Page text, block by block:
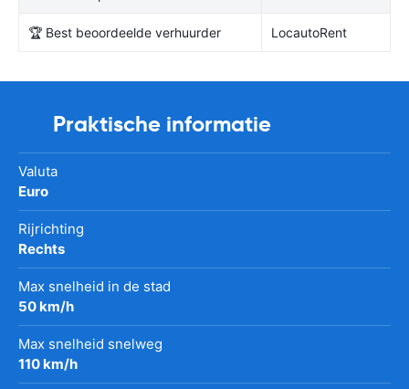
🏆 Best beoordeelde verhuurder LocautoRent
Praktische informatie
Valuta
Euro
Rijrichting
Rechts
Max snelheid in de stad
50 km/h
Max snelheid snelweg
110 km/h